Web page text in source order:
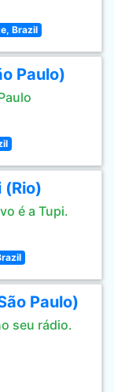
Brazil
Paulo)
(Rio)
é a Tupi.
Paulo)
seu rádio.